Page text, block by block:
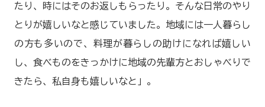
たり、時にはそのお返しもらったり。そんな日常のやり
とりが嬉しいなと感じていました。地域には一人暮らし
の方も多いので、料理が暮らしの助けになれば嬉しい
し、食べものをきっかけに地域の先輩方とおしゃべりで
きたら、私自身も嬉しいなと」。